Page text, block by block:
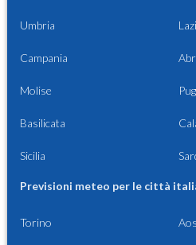
Umbria
Campania
Molise
Basilicata
Sicilia
Previsioni meteo per le città
Torino